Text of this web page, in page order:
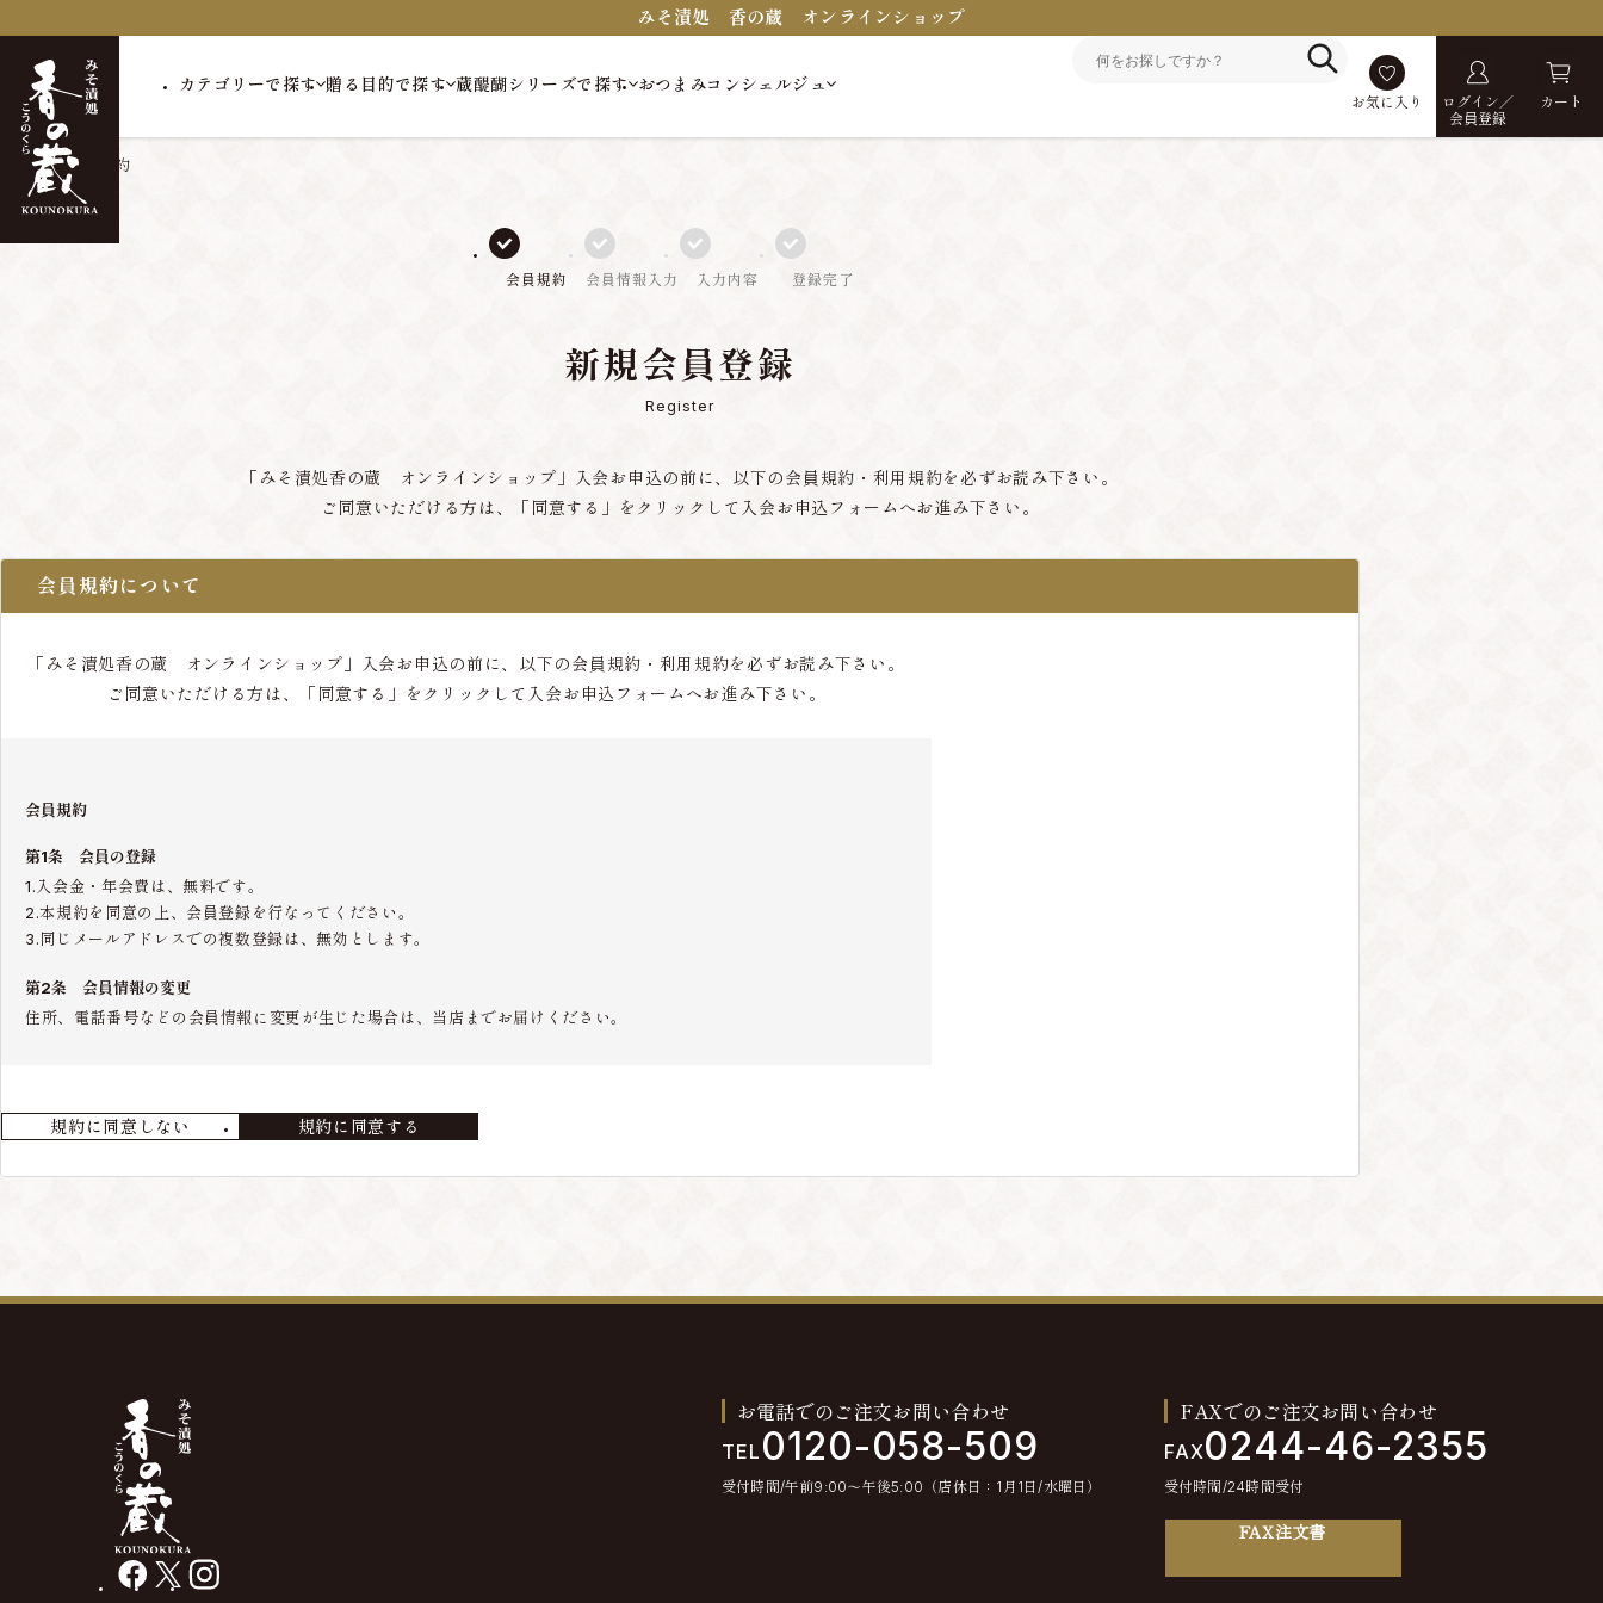
みそ漬処 香の蔵 オンラインショップ
カテゴリーで探す 贈る目的で探す 蔵醍醐シリーズで探す おつまみコンシェルジュ
お気に入り
ログイン／
会員登録
カート
トップ 会員規約
会員規約 会員情報入力 入力内容 登録完了
新規会員登録
Register
「みそ漬処香の蔵 オンラインショップ」入会お申込の前に、以下の会員規約・利用規約を必ずお読み下さい。
ご同意いただける方は、「同意する」をクリックして入会お申込フォームへお進み下さい。
会員規約について
「みそ漬処香の蔵 オンラインショップ」入会お申込の前に、以下の会員規約・利用規約を必ずお読み下さい。
ご同意いただける方は、「同意する」をクリックして入会お申込フォームへお進み下さい。
会員規約
第1条 会員の登録
1.入会金・年会費は、無料です。
2.本規約を同意の上、会員登録を行なってください。
3.同じメールアドレスでの複数登録は、無効とします。
第2条 会員情報の変更
住所、電話番号などの会員情報に変更が生じた場合は、当店までお届けください。
第4条 本サービスの変更・廃止
当店の判断により、本サービスを変更・廃止をすることが出来るものとします。
規約に同意しない 規約に同意する
facebook
X instagram
お電話でのご注文お問い合わせ
TEL 0120-058-509
受付時間/午前9:00〜午後5:00（店休日：1月1日/水曜日）
FAXでのご注文お問い合わせ
FAX0244-46-2355
受付時間/24時間受付
FAX注文書